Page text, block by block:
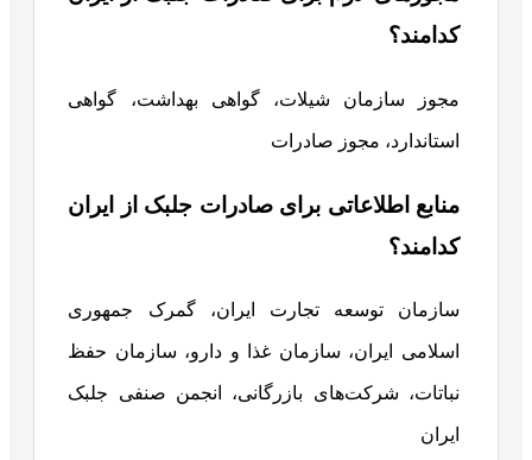
کدامند؟
مجوز سازمان شیلات، گواهی بهداشت، گواهی
استاندارد، مجوز صادرات
منابع اطلاعاتی برای صادرات جلبک از ایران
کدامند؟
سازمان توسعه تجارت ایران، گمرک جمهوری
اسلامی ایران، سازمان غذا و دارو، سازمان حفظ
نباتات، شرکت‌های بازرگانی، انجمن صنفی جلبک
ایران